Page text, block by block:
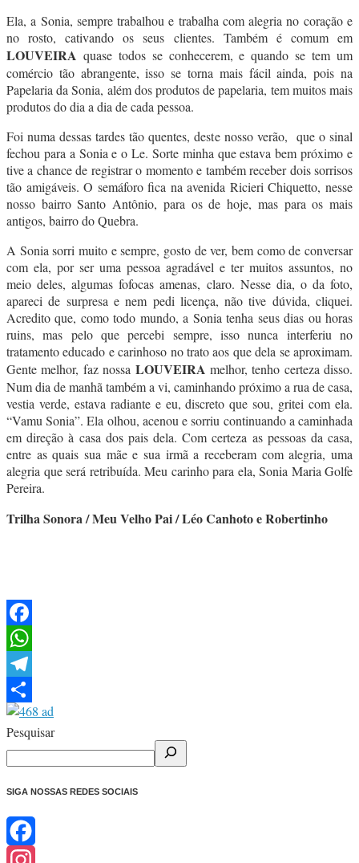
Ela, a Sonia, sempre trabalhou e trabalha com alegria no coração e
no rosto, cativando os seus clientes. Também é comum em
LOUVEIRA quase todos se conhecerem, e quando se tem um
comércio tão abrangente, isso se torna mais fácil ainda, pois na
Papelaria da Sonia, além dos produtos de papelaria, tem muitos mais
produtos do dia a dia de cada pessoa.
Foi numa dessas tardes tão quentes, deste nosso verão, que o sinal
fechou para a Sonia e o Le. Sorte minha que estava bem próximo e
tive a chance de registrar o momento e também receber dois sorrisos
tão amigáveis. O semáforo fica na avenida Ricieri Chiquetto, nesse
nosso bairro Santo Antônio, para os de hoje, mas para os mais
antigos, bairro do Quebra.
A Sonia sorri muito e sempre, gosto de ver, bem como de conversar
com ela, por ser uma pessoa agradável e ter muitos assuntos, no
meio deles, algumas fofocas amenas, claro. Nesse dia, o da foto,
apareci de surpresa e nem pedi licença, não tive dúvida, cliquei.
Acredito que, como todo mundo, a Sonia tenha seus dias ou horas
ruins, mas pelo que percebi sempre, isso nunca interferiu no
tratamento educado e carinhoso no trato aos que dela se aproximam.
Gente melhor, faz nossa LOUVEIRA melhor, tenho certeza disso.
Num dia de manhã também a vi, caminhando próximo a rua de casa,
vestia verde, estava radiante e eu, discreto que sou, gritei com ela.
“Vamu Sonia”. Ela olhou, acenou e sorriu continuando a caminhada
em direção à casa dos pais dela. Com certeza as pessoas da casa,
entre as quais sua mãe e sua irmã a receberam com alegria, uma
alegria que será retribuída. Meu carinho para ela, Sonia Maria Golfe
Pereira.
Trilha Sonora / Meu Velho Pai / Léo Canhoto e Robertinho
Facebook
WhatsApp
Telegram
Share
Pesquisar
SIGA NOSSAS REDES SOCIAIS
Facebook